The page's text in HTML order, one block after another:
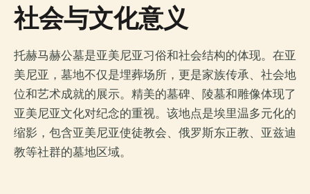
社会与文化意义
托赫马赫公墓是亚美尼亚习俗和社会结构的体现。在亚
美尼亚，墓地不仅是埋葬场所，更是家族传承、社会地
位和艺术成就的展示。精美的墓碑、陵墓和雕像体现了
亚美尼亚文化对纪念的重视。该地点是埃里温多元化的
缩影，包含亚美尼亚使徒教会、俄罗斯东正教、亚兹迪
教等社群的墓地区域。